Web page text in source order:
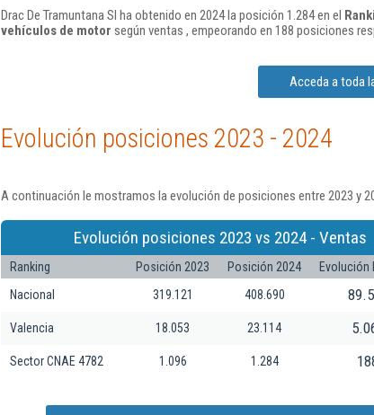
Drac De Tramuntana Sl ha obtenido en 2024 la posición 1.284 en el
vehículos de motor según ventas , empeorando en 188 posiciones
Acceda a toda
Evolución posiciones 2023 - 2024
A continuación le mostramos la evolución de posiciones entre 2023 y
Evolución posiciones 2023 vs 2024 - Ventas
Ranking Posición 2023 Posición 2024
Evolución
Nacional
319.121 408.690
Valencia 18.053 23.114
Sector CNAE 4782 1.096 1.284